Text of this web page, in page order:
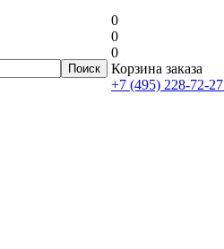
0
0
0
Корзина заказа
+7 (495) 228-72-27